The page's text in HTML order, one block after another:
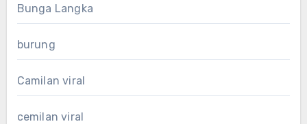
Bunga Langka
burung
Camilan viral
cemilan viral